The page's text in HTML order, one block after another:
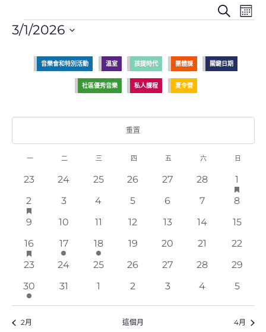
事
件
和
視
搜
事
件
月
3/1/2026
音樂會和特別活動 溫室 孩提時代 團體課 關鍵日期
社區優秀音樂 私人課程 夏令營
重置
一 二 三 四 五 六 日
0
件
23
0
件
24
0
件
25
0
件
26
0
件
27
0
件
28
1
事
件
1已
推
出
件
1
事
件
2
已
推
出
件
0
件
3
0
件
4
0
件
5
0
件
6
0
件
7
0
件
8
0
件
9
0
件
10
0
件
11
0
件
12
0
件
13
0
件
14
0
件
15
2
事
件
16
已
推
出
件
1
事
件
17
1
事
件
18
0
件
19
0
件
20
0
件
21
0
件
22
0
件
23
0
件
24
0
件
25
0
件
26
0
件
27
0
件
28
0
件
29
1
事
30
0
31
01
0
2
0
3
0
4
0
5
2月 這個月 4月